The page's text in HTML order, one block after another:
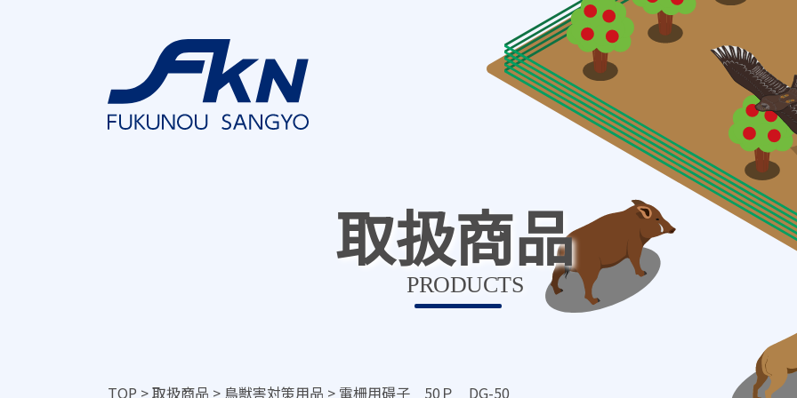
取扱商品
PRODUCTS
TOP >取扱商品 > 鳥獣害対策用品 > 電柵用碍子 50Ｐ DG-50